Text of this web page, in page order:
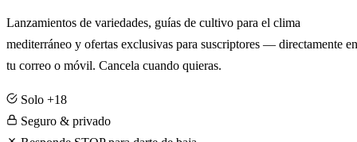
Lanzamientos de variedades, guías de cultivo para el clima
mediterráneo y ofertas exclusivas para suscriptores — directamente en
tu correo o móvil. Cancela cuando quieras.
Solo +18
Seguro & privado